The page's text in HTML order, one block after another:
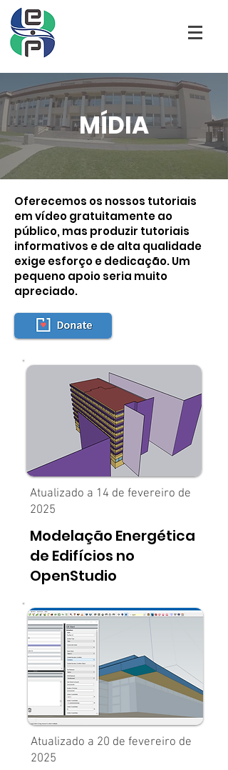
MÍDIA
Oferecemos os nossos tutoriais
em vídeo gratuitamente ao
público, mas produzir tutoriais
informativos e de alta qualidade
exige esforço e dedicação. Um
pequeno apoio seria muito
apreciado.
Atualizado a 14 de fevereiro de
2025
Modelação Energética
de Edifícios no
OpenStudio
Atualizado a 20 de fevereiro de
2025